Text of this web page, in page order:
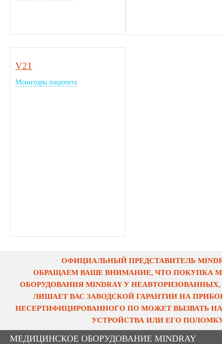
V21
Мониторы пациента
ОФИЦИАЛЬНЫЙ ПРЕДСТАВИТЕЛЬ
ОБРАЩАЕМ ВАШЕ ВНИМАНИЕ, ЧТО ПОКУПКА
ОБОРУДОВАНИЯ MINDRAY У
ЛИШАЕТ ВАС ЗАВОДСКОЙ ГАРАНТИИ НА
НЕСЕРТИФИЦИРОВАННОГО ПО МОЖЕТ ВЫЗВАТЬ
УСТРОЙСТВА ИЛИ ЕГО
МЕДИЦИНСКОЕ ОБОРУДОВАНИЕ MINDRAY